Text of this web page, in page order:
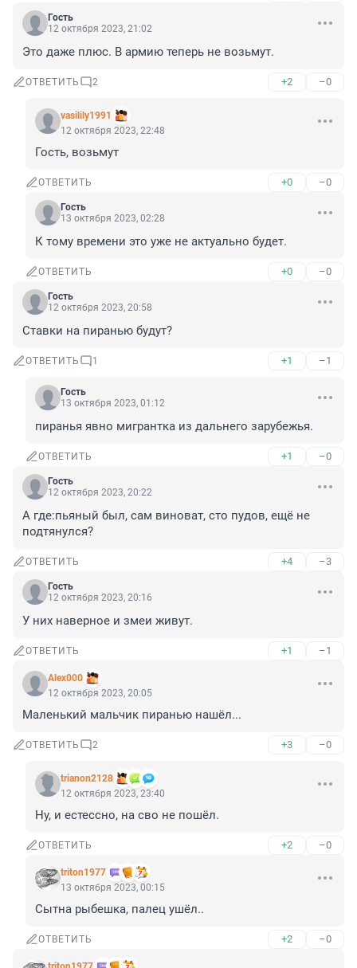
Гость
12 октября 2023, 21:02
Это даже плюс. В армию теперь не возьмут.
ОТВЕТИТЬ 2 +2 –0
vasilily1991
12 октября 2023, 22:48
Гость, возьмут
ОТВЕТИТЬ +0 –0
Гость
13 октября 2023, 02:28
К тому времени это уже не актуально будет.
ОТВЕТИТЬ +0 –0
Гость
12 октября 2023, 20:58
Ставки на пиранью будут?
ОТВЕТИТЬ 1 +1 –1
Гость
13 октября 2023, 01:12
пиранья явно мигрантка из дальнего зарубежья.
ОТВЕТИТЬ +1 –0
Гость
12 октября 2023, 20:22
А где:пьяный был, сам виноват, сто пудов, ещё не
подтянулся?
ОТВЕТИТЬ +4 –3
Гость
12 октября 2023, 20:16
У них наверное и змеи живут.
ОТВЕТИТЬ +1 –1
Alex000
12 октября 2023, 20:05
Маленький мальчик пиранью нашёл...
ОТВЕТИТЬ 2 +3 –0
trianon2128
12 октября 2023, 23:40
Ну, и естессно, на сво не пошёл.
ОТВЕТИТЬ +2 –0
triton1977
13 октября 2023, 00:15
Сытна рыбешка, палец ушёл..
ОТВЕТИТЬ +2 –0